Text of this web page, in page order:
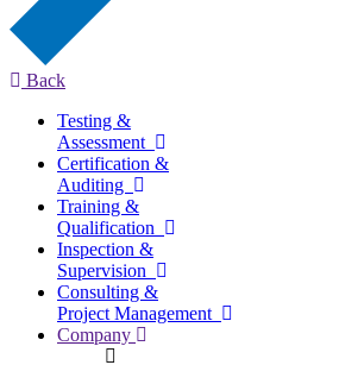
Back
Testing &
Assessment
Certification &
Auditing
Training &
Qualification
Inspection &
Supervision
Consulting &
Project Management
Company